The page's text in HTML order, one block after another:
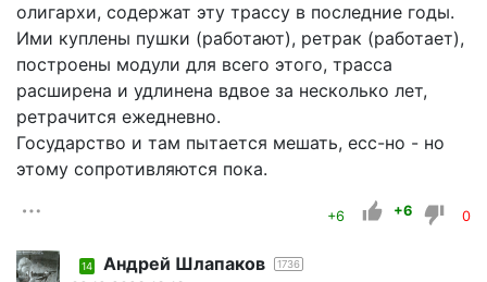
олигархи, содержат эту трассу в последние годы.
Ими куплены пушки (работают), ретрак (работает),
построены модули для всего этого, трасса
расширена и удлинена вдвое за несколько лет,
ретрачится ежедневно.
Государство и там пытается мешать, есс-но - но
этому сопротивляются пока.
+6 +6 0
14 Андрей Шлапаков 1736